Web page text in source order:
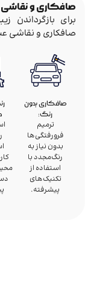
صافکاری و نقاشی
برای بازگرداندن
صافکاری و نقاشی
صافکاری بدون
رنگ:
ترمیم
فرورفتگی‌ها
بدون نیاز به
رنگ‌مجدد با
استفاده از
تکنیک‌های
پیشرفته.